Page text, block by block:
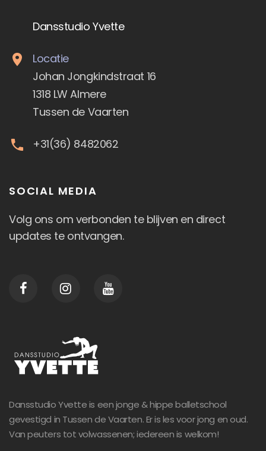
Dansstudio Yvette
Locatie
Johan Jongkindstraat 16
1318 LW Almere
Tussen de Vaarten
+31(36) 8482062
SOCIAL MEDIA
Volg ons om verbonden te blijven en direct
updates te ontvangen.
Dansstudio Yvette is een jonge & hippe balletschool
gevestigd in Tussen de Vaarten. Er is les voor jong en oud.
Van peuters tot volwassenen; iedereen is welkom!